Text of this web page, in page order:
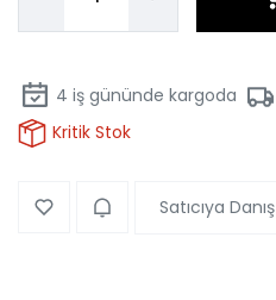
4 iş gününde kargoda
Kritik Stok
Satıcıya Danış